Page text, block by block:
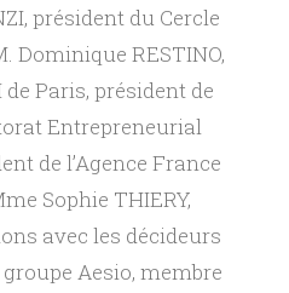
président du Cercle
Dominique RESTINO,
Paris, président de
Entrepreneurial
de l’Agence France
Sophie THIERY,
avec les décideurs
Aesio, membre